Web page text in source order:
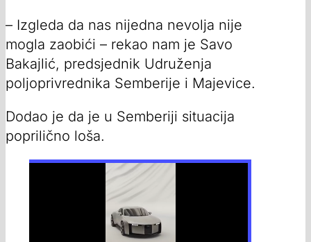
– Izgleda da nas nijedna nevolja nije
mogla zaobići – rekao nam je Savo
Bakajlić, predsjednik Udruženja
poljoprivrednika Semberije i Majevice.
Dodao je da je u Semberiji situacija
poprilično loša.